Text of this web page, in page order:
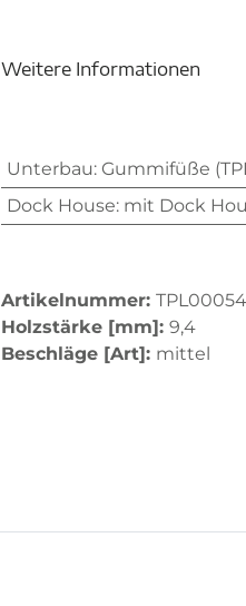
Weitere Informationen
Unterbau: Gummifüße
Dock House: mit Dock
Artikelnummer:
Holzstärke [mm]: 9,4
Beschläge [Art]: mittel